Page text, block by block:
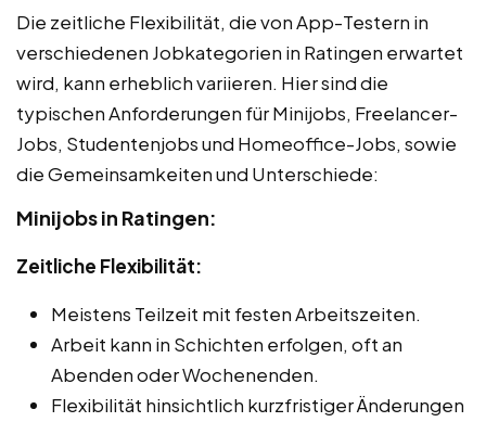
Die zeitliche Flexibilität, die von App-Testern in
verschiedenen Jobkategorien in Ratingen erwartet
wird, kann erheblich variieren. Hier sind die
typischen Anforderungen für Minijobs, Freelancer-
Jobs, Studentenjobs und Homeoffice-Jobs, sowie
die Gemeinsamkeiten und Unterschiede:
Minijobs in Ratingen:
Zeitliche Flexibilität:
Meistens Teilzeit mit festen Arbeitszeiten.
Arbeit kann in Schichten erfolgen, oft an
Abenden oder Wochenenden.
Flexibilität hinsichtlich kurzfristiger Änderungen